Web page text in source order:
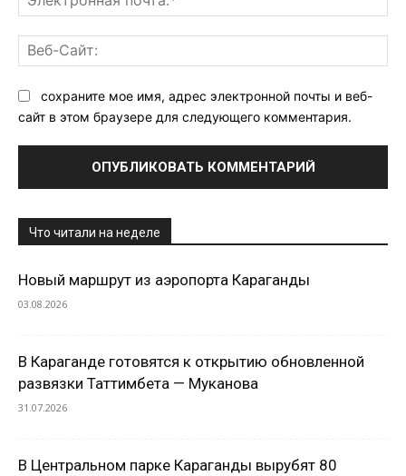
сохраните мое имя, адрес электронной почты и веб-
сайт в этом браузере для следующего комментария.
Что читали на неделе
Новый маршрут из аэропорта Караганды
03.08.2026
В Караганде готовятся к открытию обновленной
развязки Таттимбета — Муканова
31.07.2026
В Центральном парке Караганды вырубят 80